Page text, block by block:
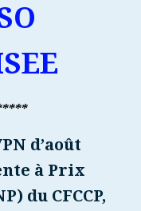
d’août
à Prix
du CFCCP,